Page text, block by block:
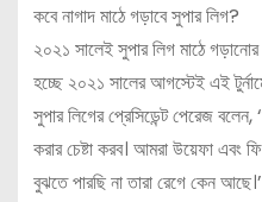
কবে নাগাদ মাঠে গড়াবে সুপার লিগ?
২০২১ সালেই সুপার লিগ মাঠে গড়ানোর
হচ্ছে ২০২১ সালের আগস্টেই এই
সুপার লিগের প্রেসিডেন্ট পেরেজ
করার চেষ্টা করব। আমরা উয়েফা এবং
বুঝতে পারছি না তারা রেগে কেন আছে।’